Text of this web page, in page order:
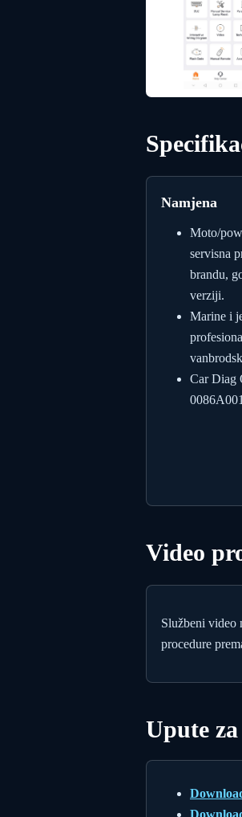
Namjena
Moto/
servisna
brandu,
verziji.
Marine i
Car Diag
Video
Službeni video
procedure
Upute